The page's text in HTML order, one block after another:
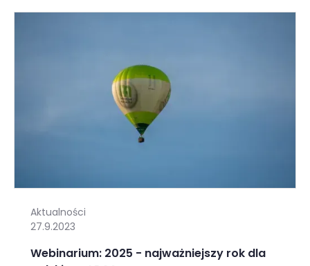
Aktualności
27.9.2023
Webinarium: 2025 - najważniejszy rok dla